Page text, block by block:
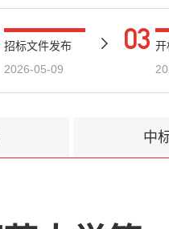
招标文件发布
2026-05-09
03 开
中